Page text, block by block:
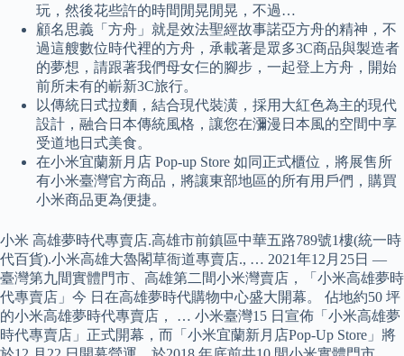
玩，然後花些許的時間閒晃閒晃，不過…
顧名思義「方舟」就是效法聖經故事諾亞方舟的精神，不
過這艘數位時代裡的方舟，承載著是眾多3C商品與製造者
的夢想，請跟著我們母女仨的腳步，一起登上方舟，開始
前所未有的嶄新3C旅行。
以傳統日式拉麵，結合現代裝潢，採用大紅色為主的現代
設計，融合日本傳統風格，讓您在瀰漫日本風的空間中享
受道地日式美食。
在小米宜蘭新月店 Pop-up Store 如同正式櫃位，將展售所
有小米臺灣官方商品，將讓東部地區的所有用戶們，購買
小米商品更為便捷。
小米 高雄夢時代專賣店.高雄市前鎮區中華五路789號1樓(統一時
代百貨).小米高雄大魯閣草衙道專賣店., … 2021年12月25日 —
臺灣第九間實體門市、高雄第二間小米灣賣店，「小米高雄夢時
代專賣店」今 日在高雄夢時代購物中心盛大開幕。 佔地約50 坪
的小米高雄夢時代專賣店， … 小米臺灣15 日宣佈「小米高雄夢
時代專賣店」正式開幕，而「小米宜蘭新月店Pop-Up Store」將